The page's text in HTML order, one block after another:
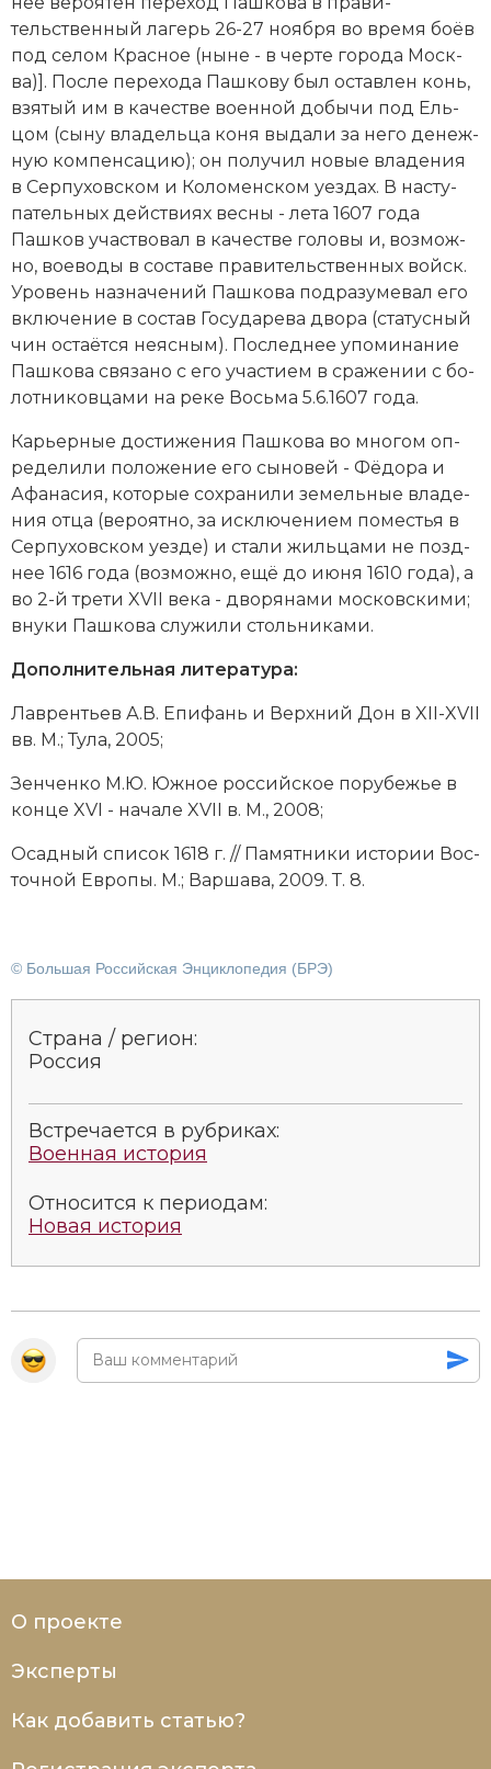
тельственный ла­герь 26-27 но­ября во вре­мя бо­ёв
под селом Крас­ное (ны­не - в чер­те города Мо­ск­
ва)]. Пос­ле пе­ре­хо­да Пашкову был ос­тав­лен конь,
взя­тый им в ка­че­ст­ве во­енной до­бы­чи под Ель­
цом (сы­ну вла­дель­ца ко­ня вы­да­ли за не­го де­неж­
ную ком­пен­са­цию); он по­лу­чил но­вые вла­де­ния
в Сер­пу­хов­ском и Ко­ло­мен­ском уез­дах. В на­сту­
пательных дей­ст­ви­ях вес­ны - ле­та 1607 года
Пашков уча­ст­во­вал в ка­че­ст­ве го­ло­вы и, воз­мож­
но, вое­во­ды в со­ста­ве пра­ви­тельственных войск.
Уро­вень на­зна­че­ний Пашкова под­ра­зу­ме­вал его
вклю­че­ние в со­став Го­су­да­ре­ва дво­ра (ста­тус­ный
чин ос­та­ёт­ся не­яс­ным). По­след­нее упо­ми­на­ние
Пашкова свя­за­но с его уча­сти­ем в сра­же­нии с бо­
лот­ни­ков­ца­ми на реке Вось­ма 5.6.1607 года.
Карь­ер­ные дос­ти­же­ния Пашкова во мно­гом оп­
ре­де­ли­ли по­ло­же­ние его сы­но­вей - Фё­до­ра и
Афа­на­сия, ко­то­рые со­хра­ни­ли зе­мель­ные вла­де­
ния от­ца (ве­ро­ят­но, за ис­клю­че­ни­ем по­ме­стья в
Сер­пу­хов­ском уезде) и ста­ли жиль­ца­ми не позд­
нее 1616 года (воз­мож­но, ещё до ию­ня 1610 года), а
во 2-й тре­ти XVII века - дво­ря­на­ми мо­с­ков­ски­ми;
вну­ки Пашкова слу­жи­ли столь­ни­ка­ми.
Дополнительная литература:
Лав­рен­ть­ев А.В. Епи­фань и Верх­ний Дон в XII-XVII
вв. М.; Ту­ла, 2005;
Зен­чен­ко М.Ю. Юж­ное рос­сий­ское по­ру­бе­жье в
кон­це XVI - на­ча­ле XVII в. М., 2008;
Осад­ный спи­сок 1618 г. // Па­мят­ни­ки ис­то­рии Вос­
точ­ной Ев­ро­пы. М.; Вар­ша­ва, 2009. Т. 8.
© Большая Российская Энциклопедия (БРЭ)
Страна / регион:
Россия
Встречается в рубриках:
Военная история
Относится к периодам:
Новая история
О проекте
Эксперты
Как добавить статью?